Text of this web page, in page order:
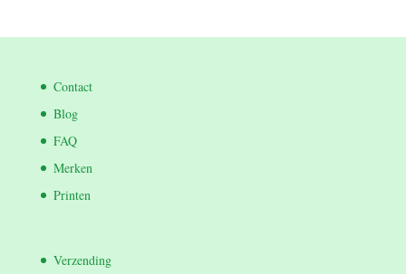
Contact
Blog
FAQ
Merken
Printen
Verzending